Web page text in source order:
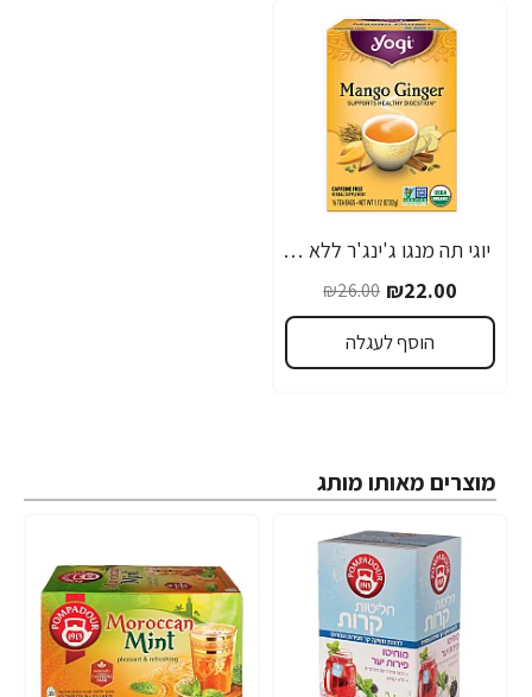
-15%
יוגי תה מנגו ג'ינג'ר ללא קפאין 16 שקיקים - מבית Yogi Tea
₪22.00
₪26.00
הוסף לעגלה
מוצרים מאותו מותג